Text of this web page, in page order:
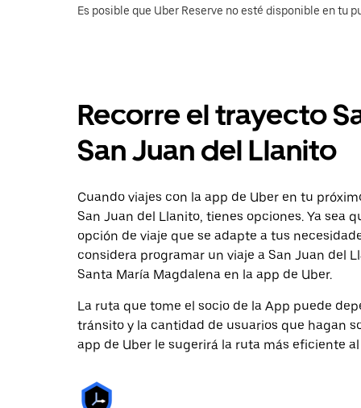
Es posible que Uber Reserve no esté disponible en tu
Recorre el trayecto
San Juan del Llanito
Cuando viajes con la app de Uber en tu
San Juan del Llanito, tienes opciones. Ya sea
opción de viaje que se adapte a tus
considera programar un viaje a San Juan del
Santa María Magdalena en la app de Uber.
La ruta que tome el socio de la App puede
tránsito y la cantidad de usuarios que hagan
app de Uber le sugerirá la ruta más eficiente